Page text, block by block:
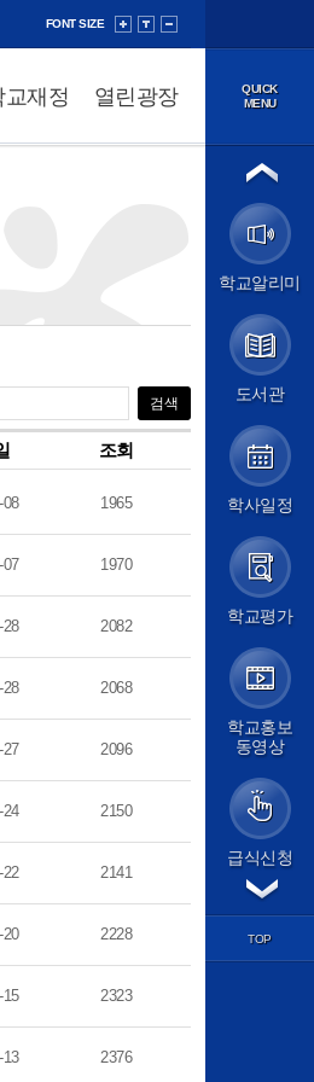
FONT SIZE
교재정 열린광장
료
조회
08 1965
07 1970
28 2082
28 2068
27 2096
24 2150
22 2141
20 2228
15 2323
13 2376
QUICK
MENU
학교알리미
도서관
학사일정
학교평가
학교홍보
동영상
급식신청
TOP